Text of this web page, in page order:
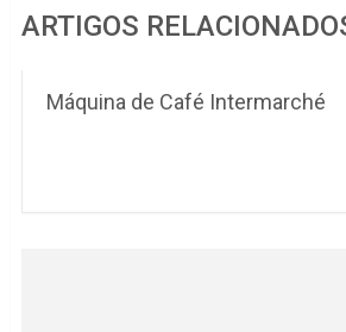
ARTIGOS
Máquina de Café Intermarché